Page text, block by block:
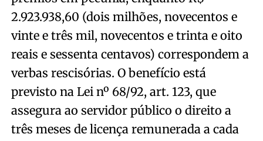
2.923.938,60 (dois milhões, novecentos e
vinte e três mil, novecentos e trinta e oito
reais e sessenta centavos) correspondem a
verbas rescisórias. O benefício está
previsto na Lei nº 68/92, art. 123, que
assegura ao servidor público o direito a
três meses de licença remunerada a cada